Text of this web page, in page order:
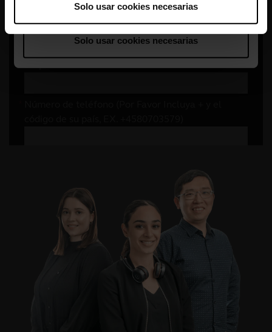
Solo usar cookies necesarias